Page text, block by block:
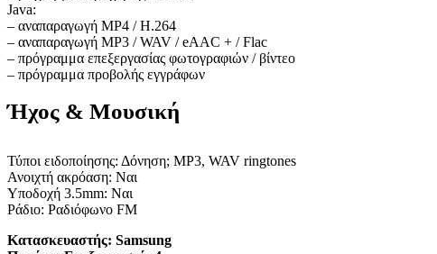
Java:
– αναπαραγωγή MP4 / H.264
– αναπαραγωγή MP3 / WAV / eAAC + / Flac
– πρόγραμμα επεξεργασίας φωτογραφιών / βίντεο
– πρόγραμμα προβολής εγγράφων
Ήχος & Μουσική
Τύποι ειδοποίησης: Δόνηση; MP3, WAV ringtones
Ανοιχτή ακρόαση: Ναι
Υποδοχή 3.5mm: Ναι
Ράδιο: Ραδιόφωνο FM
Κατασκευαστής: Samsung